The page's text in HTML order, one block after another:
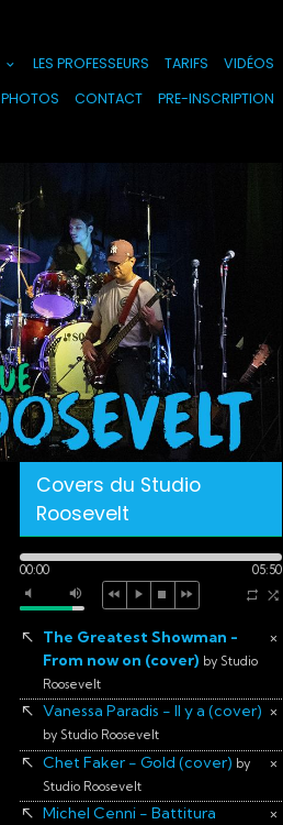
LES PROFESSEURS TARIFS
VIDÉOS
PHOTOS
CONTACT PRE-INSCRIPTION
Covers du Studio
Roosevelt
00:00 05:50
×
The Greatest Showman -
From now on (cover) by Studio
Roosevelt
×
Vanessa Paradis - Il y a (cover)
by Studio Roosevelt
×
Chet Faker - Gold (cover) by
Studio Roosevelt
×
Michel Cenni - Battitura